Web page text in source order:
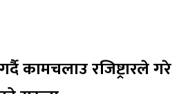
कामचलाउ रजिष्ट्रारले गरे